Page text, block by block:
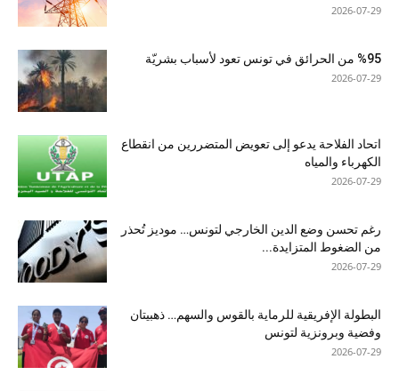
2026-07-29
%95 من الحرائق في تونس تعود لأسباب بشريّة
2026-07-29
اتحاد الفلاحة يدعو إلى تعويض المتضررين من انقطاع
الكهرباء والمياه
2026-07-29
رغم تحسن وضع الدين الخارجي لتونس… موديز تُحذر
من الضغوط المتزايدة...
2026-07-29
البطولة الإفريقية للرماية بالقوس والسهم… ذهبيتان
وفضية وبرونزية لتونس
2026-07-29